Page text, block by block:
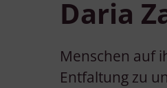
Daria
Menschen auf
Entfaltung zu